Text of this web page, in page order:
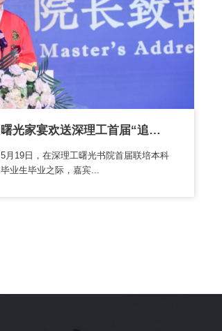
曙光家宴欢送深理工首届“追光者”启程
5月19日，在深理工曙光书院首届联培本科
毕业生毕业之际，嘉宾...